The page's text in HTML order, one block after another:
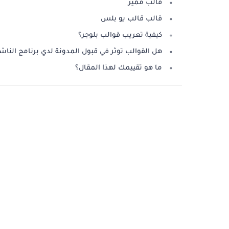
قالب مميز
قالب قالب يو بلس
كيفية تعريب قوالب بلوجر؟
هل القوالب توثر في قبول المدونة لدي برنامج
ما هو تقييمك لهذا المقال؟